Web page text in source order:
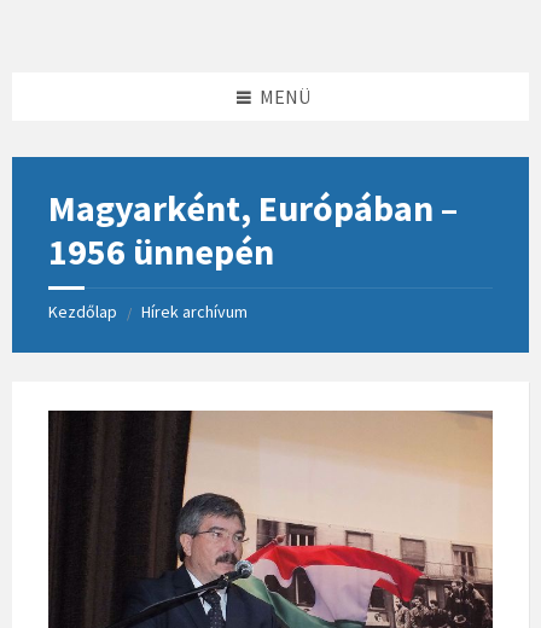
MENÜ
Magyarként, Európában –
1956 ünnepén
Kezdőlap / Hírek archívum